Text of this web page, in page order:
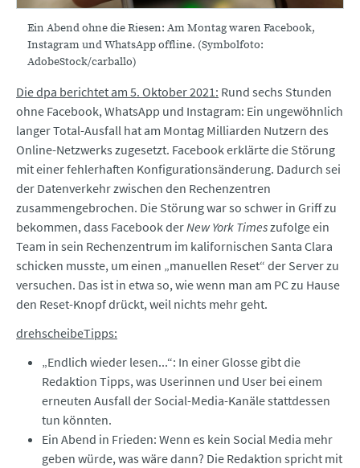
Ein Abend ohne die Riesen: Am Montag waren Facebook,
Instagram und WhatsApp offline. (Symbolfoto:
AdobeStock/carballo)
Die dpa berichtet am 5. Oktober 2021: Rund sechs Stunden
ohne Facebook, WhatsApp und Instagram: Ein ungewöhnlich
langer Total-Ausfall hat am Montag Milliarden Nutzern des
Online-Netzwerks zugesetzt. Facebook erklärte die Störung
mit einer fehlerhaften Konfigurationsänderung. Dadurch sei
der Datenverkehr zwischen den Rechenzentren
zusammengebrochen. Die Störung war so schwer in Griff zu
bekommen, dass Facebook derNew York Timeszufolge ein
Team in sein Rechenzentrum im kalifornischen Santa Clara
schicken musste, um einen „manuellen Reset“ der Server zu
versuchen. Das ist in etwa so, wie wenn man am PC zu Hause
den Reset-Knopf drückt, weil nichts mehr geht.
drehscheibeTipps:
„Endlich wieder lesen...“: In einer Glosse gibt die
Redaktion Tipps, was Userinnen und User bei einem
erneuten Ausfall der Social-Media-Kanäle stattdessen
tun könnten.
Ein Abend in Frieden: Wenn es kein Social Media mehr
geben würde, was wäre dann? Die Redaktion spricht mit